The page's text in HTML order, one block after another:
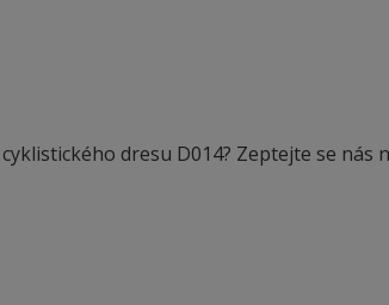
dresu D014? Zeptejte se nás